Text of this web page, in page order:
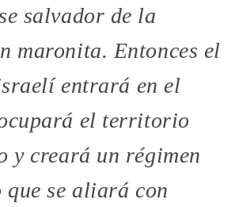
salvador de la
maronita. Entonces el
entrará en el
el territorio
y creará un régimen
se aliará con